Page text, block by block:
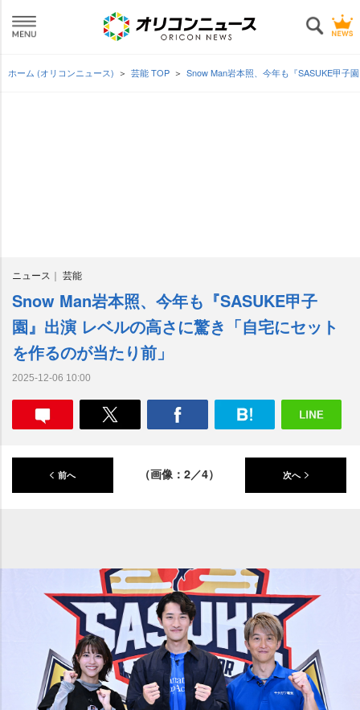
ホーム (オリコンニュース) 芸能 TOP Snow Man岩本照、今年も『SASUKE甲子
ニュース 芸能
Snow Man岩本照、今年も『SASUKE甲子
園』出演 レベルの高さに驚き「自宅にセット
を作るのが当たり前」
2025-12-06 10:00
前へ （画像：2／4） 次へ